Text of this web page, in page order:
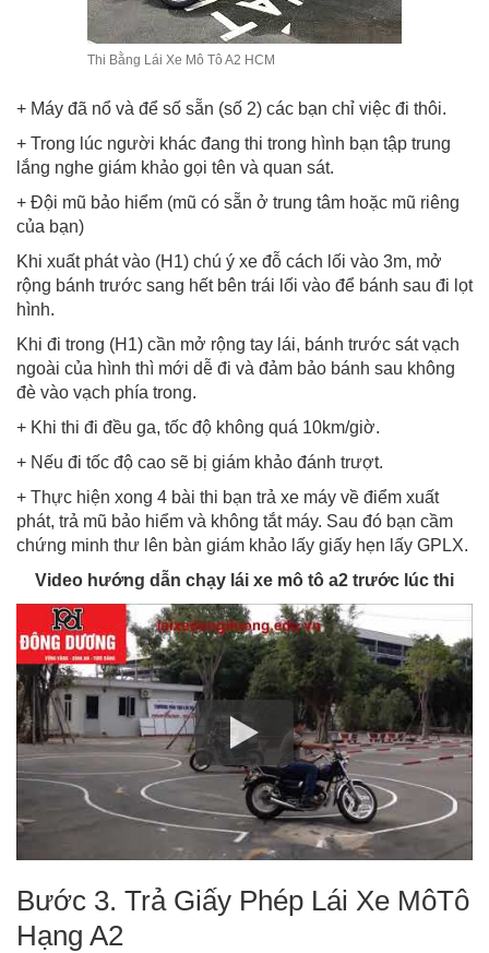
Thi Bằng Lái Xe Mô Tô A2 HCM
+ Máy đã nổ và để số sẵn (số 2) các bạn chỉ việc đi thôi.
+ Trong lúc người khác đang thi trong hình bạn tập trung
lắng nghe giám khảo gọi tên và quan sát.
+ Đội mũ bảo hiểm (mũ có sẵn ở trung tâm hoặc mũ riêng
của bạn)
Khi xuất phát vào (H1) chú ý xe đỗ cách lối vào 3m, mở
rộng bánh trước sang hết bên trái lối vào để bánh sau đi lọt
hình.
Khi đi trong (H1) cần mở rộng tay lái, bánh trước sát vạch
ngoài của hình thì mới dễ đi và đảm bảo bánh sau không
đè vào vạch phía trong.
+ Khi thi đi đều ga, tốc độ không quá 10km/giờ.
+ Nếu đi tốc độ cao sẽ bị giám khảo đánh trượt.
+ Thực hiện xong 4 bài thi bạn trả xe máy về điểm xuất
phát, trả mũ bảo hiểm và không tắt máy. Sau đó bạn cầm
chứng minh thư lên bàn giám khảo lấy giấy hẹn lấy GPLX.
Video hướng dẫn chạy lái xe mô tô a2 trước lúc thi
Bước 3. Trả Giấy Phép Lái Xe MôTô
Hạng A2